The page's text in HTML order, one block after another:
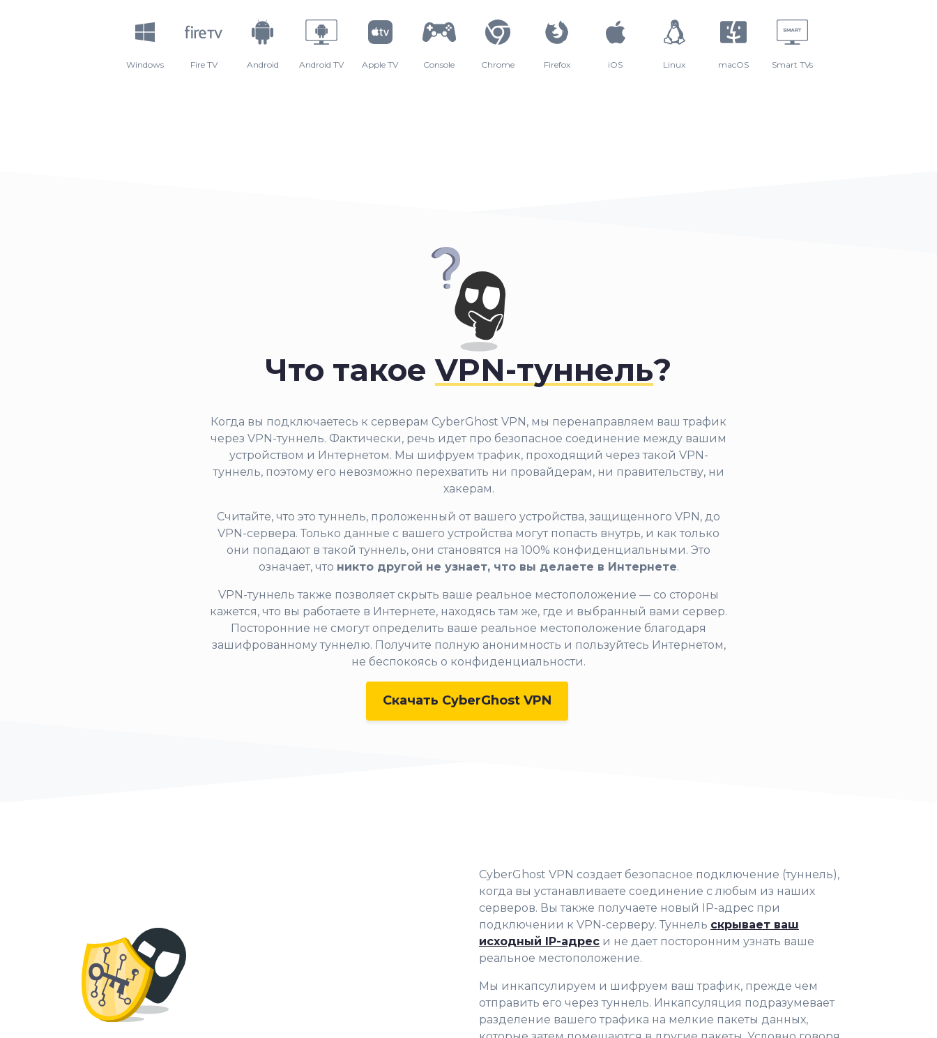
Windows Fire TV Android Android TV Apple TV Console Chrome Firefox iOS Linux macOS Smart TVs
Что такоеVPN-туннель?
Когда вы подключаетесь к серверам CyberGhost VPN, мы перенаправляем ваш трафик
через VPN-туннель. Фактически, речь идет про безопасное соединение между вашим
устройством и Интернетом. Мы шифруем трафик, проходящий через такой VPN-
туннель, поэтому его невозможно перехватить ни провайдерам, ни правительству, ни
хакерам.
Считайте, что это туннель, проложенный от вашего устройства, защищенного VPN, до
VPN-сервера. Только данные с вашего устройства могут попасть внутрь, и как только
они попадают в такой туннель, они становятся на 100% конфиденциальными. Это
означает, что никто другой не узнает, что вы делаете в Интернете.
VPN-туннель также позволяет скрыть ваше реальное местоположение — со стороны
кажется, что вы работаете в Интернете, находясь там же, где и выбранный вами сервер.
Посторонние не смогут определить ваше реальное местоположение благодаря
зашифрованному туннелю. Получите полную анонимность и пользуйтесь Интернетом,
не беспокоясь о конфиденциальности.
Скачать CyberGhost VPN
CyberGhost VPN создает безопасное подключение (туннель),
когда вы устанавливаете соединение с любым из наших
серверов. Вы также получаете новый IP-адрес при
подключении к VPN-серверу. Туннель скрывает ваш
исходный IP-адрес и не дает посторонним узнать ваше
реальное местоположение.
Мы инкапсулируем и шифруем ваш трафик, прежде чем
отправить его через туннель. Инкапсуляция подразумевает
разделение вашего трафика на мелкие пакеты данных,